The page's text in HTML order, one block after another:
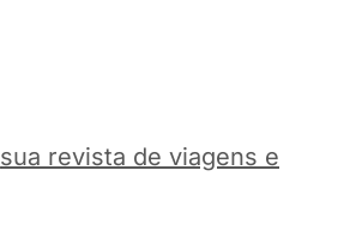
sua revista de viagens e